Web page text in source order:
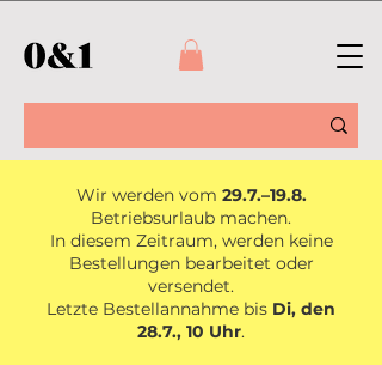
Wir werden vom 29.7.–19.8.
Betriebsurlaub machen.
In diesem Zeitraum, werden keine
Bestellungen bearbeitet oder
versendet.
Letzte Bestellannahme bis Di, den
28.7., 10 Uhr.